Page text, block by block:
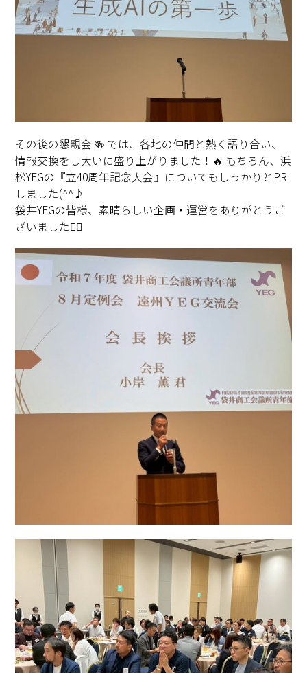
その後の懇親会 🍻 では、各地の仲間と熱く語り合い、
情報交換をし大いに盛り上がりました！🔥 もちろん、浜
松YEGの『立40周年記念大会』についてもしっかりとPR
しました(^^♪
袋井YEGの皆様、素晴らしい企画・運営をありがとうご
ざいました🙇‍♂️